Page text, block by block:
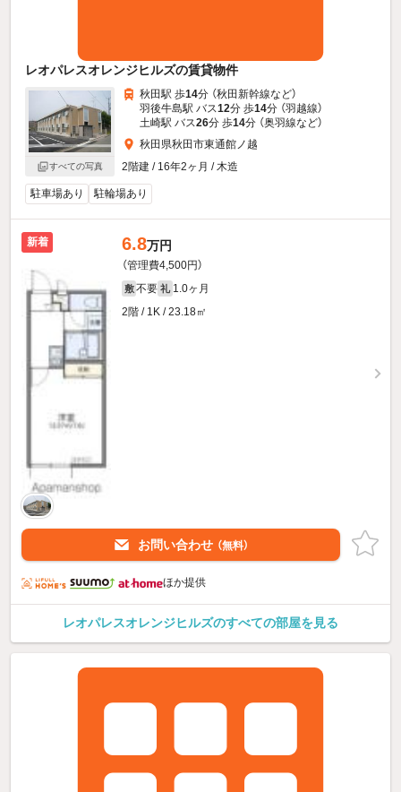
レオパレスオレンジヒルズの賃貸物件
すべての写真
秋田駅 歩14分 （秋田新幹線など）
羽後牛島駅 バス12分 歩14分 （羽越線）
土崎駅 バス26分 歩14分 （奥羽線など）
秋田県秋田市東通館ノ越
2階建 / 16年2ヶ月 / 木造
駐車場あり 駐輪場あり
新着 6.8万円
（管理費4,500円）
敷 不要 礼 1.0ヶ月
2階 / 1K / 23.18㎡
お問い合わせ （無料）
ほか提供
レオパレスオレンジヒルズのすべての部屋を見る